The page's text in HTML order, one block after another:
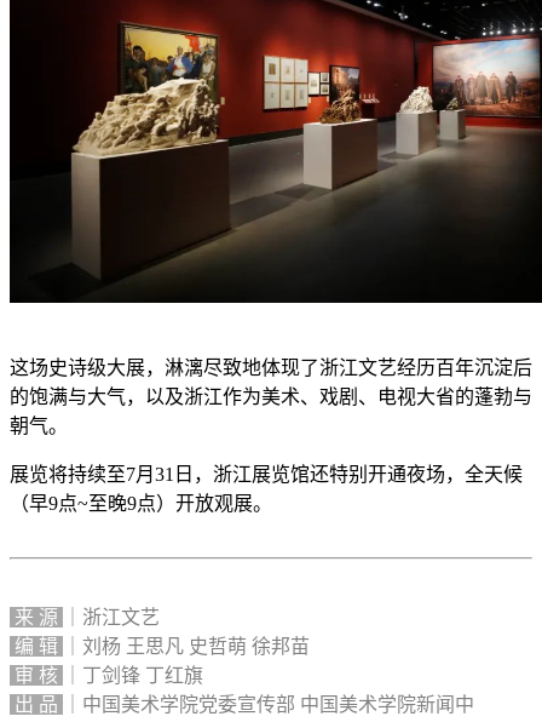
这场史诗级大展，淋漓尽致地体现了浙江文艺经历百年沉淀后
的饱满与大气，以及浙江作为美术、戏剧、电视大省的蓬勃与
朝气。
展览将持续至7月31日，浙江展览馆还特别开通夜场，全天候
（早9点~至晚9点）开放观展。
来 源
｜浙江文艺
编 辑
｜刘杨 王思凡 史哲萌 徐邦苗
审 核
｜丁剑锋 丁红旗
出 品
｜中国美术学院党委宣传部 中国美术学院新闻中